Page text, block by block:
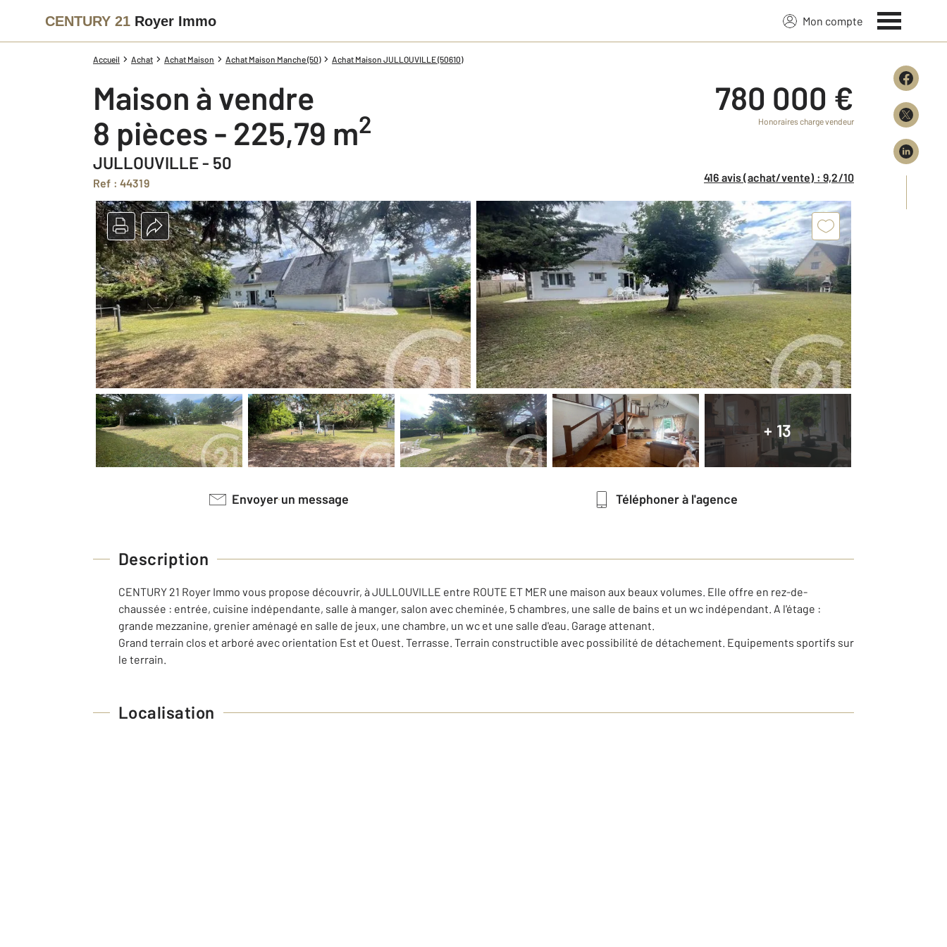
CENTURY 21 Royer Immo Mon compte
Accueil Achat Achat Maison Achat Maison Manche (50) Achat Maison JULLOUVILLE (50610)
Maison à vendre
8 pièces - 225,79 m2
JULLOUVILLE - 50
Ref : 44319
780 000 €
Honoraires charge vendeur
416 avis (achat/vente) : 9,2/10
+ 13
Envoyer un message Téléphoner à l'agence
Description
CENTURY 21 Royer Immo vous propose découvrir, à JULLOUVILLE entre ROUTE ET MER une maison aux beaux volumes. Elle offre en rez-de-
chaussée : entrée, cuisine indépendante, salle à manger, salon avec cheminée, 5 chambres, une salle de bains et un wc indépendant. A l'étage :
grande mezzanine, grenier aménagé en salle de jeux, une chambre, un wc et une salle d'eau. Garage attenant.
Grand terrain clos et arboré avec orientation Est et Ouest. Terrasse. Terrain constructible avec possibilité de détachement. Equipements sportifs sur
le terrain.
Localisation